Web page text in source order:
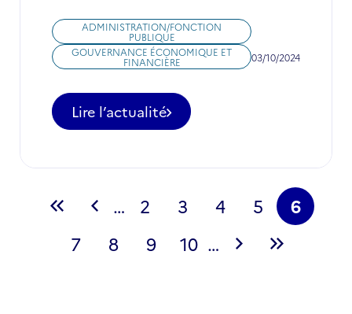
ADMINISTRATION/FONCTION
PUBLIQUE
GOUVERNANCE ÉCONOMIQUE ET
FINANCIÈRE 03/10/2024
Lire l’actualité
-
Postes
à
dans
les
Outre-
mer
Pagination
Première
page
Page
précédente
… Page
2 Page
3 Page
4 Page
5
Page
6
Page
7 Page
8 Page
9 Page
10 …
PageDernière